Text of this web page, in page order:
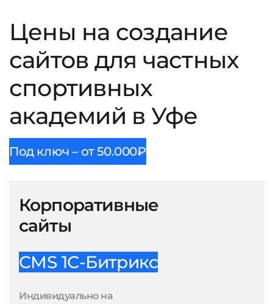
Цены на создание
сайтов для частных
спортивных
академий в Уфе
Под ключ – от 50.000₽
Корпоративные
сайты
CMS 1С-Битрикс
Индивидуально на